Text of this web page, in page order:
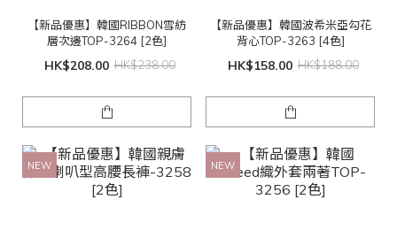
【新品優惠】韓國RIBBON雪紡
層次邊TOP-3264 [2色]
HK$208.00 HK$238.00
【新品優惠】韓國波希米亞勾花
背心TOP-3263 [4色]
HK$158.00 HK$188.00
NEW NEW